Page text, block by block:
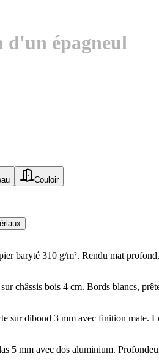
d'un épagneul
Couloir
baryté 310 g/m². Rendu mat
châssis bois 4 cm. Bords blancs,
sur dibond 3 mm avec finition mate.
5 mm avec dos aluminium.